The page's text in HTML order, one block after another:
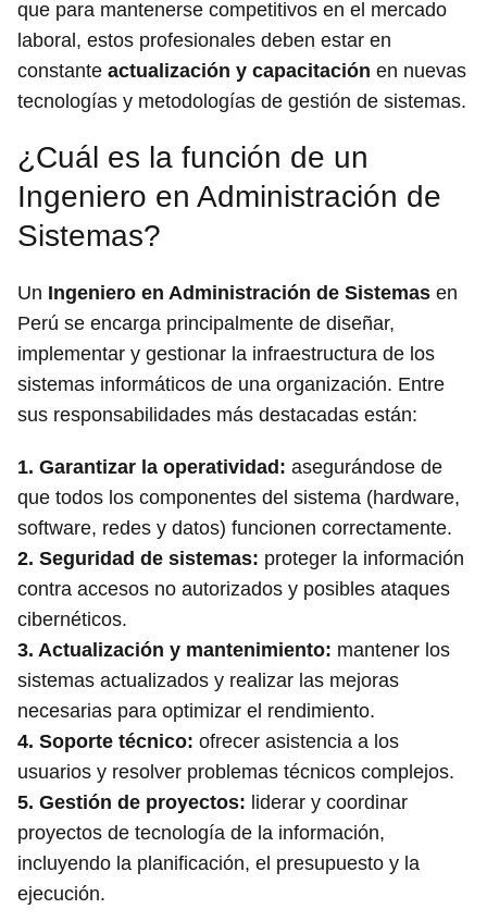
que para mantenerse competitivos en el mercado
laboral, estos profesionales deben estar en
constante actualización y capacitación en nuevas
tecnologías y metodologías de gestión de sistemas.
¿Cuál es la función de un
Ingeniero en Administración de
Sistemas?
Un Ingeniero en Administración de Sistemas en
Perú se encarga principalmente de diseñar,
implementar y gestionar la infraestructura de los
sistemas informáticos de una organización. Entre
sus responsabilidades más destacadas están:
1. Garantizar la operatividad : asegurándose de
que todos los componentes del sistema (hardware,
software, redes y datos) funcionen correctamente.
2. Seguridad de sistemas: proteger la información
contra accesos no autorizados y posibles ataques
cibernéticos.
3. Actualización y mantenimiento: mantener los
sistemas actualizados y realizar las mejoras
necesarias para optimizar el rendimiento.
4. Soporte técnico: ofrecer asistencia a los
usuarios y resolver problemas técnicos complejos.
5. Gestión de proyectos: liderar y coordinar
proyectos de tecnología de la información,
incluyendo la planificación, el presupuesto y la
ejecución.